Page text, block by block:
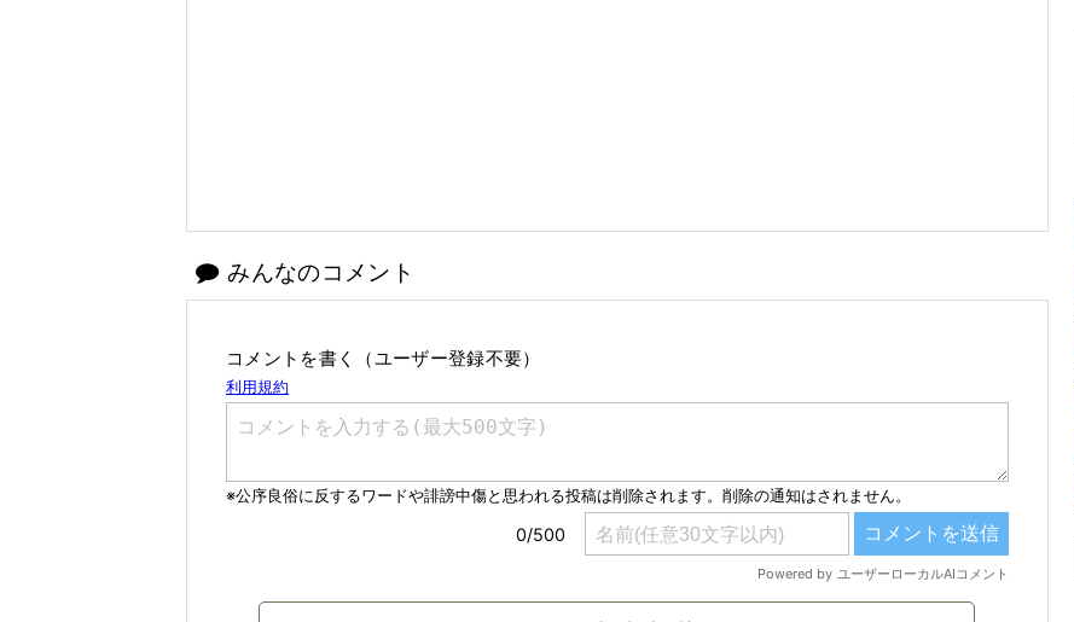
みんなのコメント
コメントを書く（ユーザー登録不要）